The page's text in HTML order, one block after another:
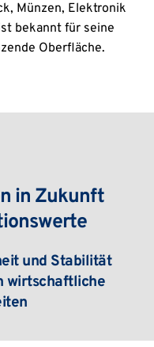
Münzen, Elektronik
bekannt für seine
Oberfläche.
in Zukunft
und Stabilität
wirtschaftliche